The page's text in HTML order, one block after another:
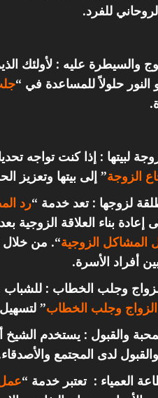
للفرد.
والسيطرة عليه : لأولئك
النور حلولاً للمساعدة في “
لبيتها : إذا كنت تواجه
الزوجة” إلى بيتها وتعزيز
لزوجها : تعد خدمة “رد
بناء العلاقة الزوجية
المشاكل الزوجية“. من خلال
أفراد الأسرة.
وجلب الخطاب : للشباب
وجلب الخطاب”
والقبول : يستخدم الشيخ
والقبول لدى المجتمع
العمياء : تعتبر خدمة “عمل